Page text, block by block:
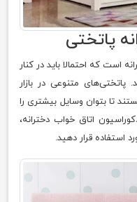
پاتختی
است که احتمالا باید در کنار
متنوعی در بازار
تا بتوان وسایل بیشتری را
اتاق خواب دخترانه،
استفاده قرار دهید.